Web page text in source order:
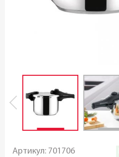
Артикул: 701706